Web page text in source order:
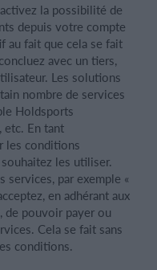
la possibilité de
depuis votre compte
au fait que cela se fait
avec un tiers,
Les solutions
nombre de services
Holdsports
En tant
les conditions
les utiliser.
par exemple «
en adhérant aux
pouvoir payer ou
Cela se fait sans
conditions.